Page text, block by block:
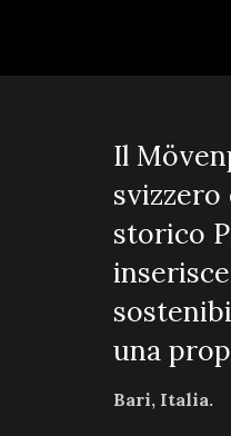
Il
storico
una
Bari, Italia.